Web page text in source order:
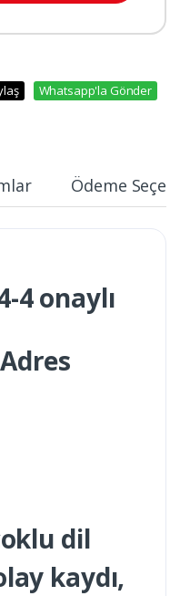
Whatsapp'la Gönder
Ödeme
4 onaylı
dil
kaydı,